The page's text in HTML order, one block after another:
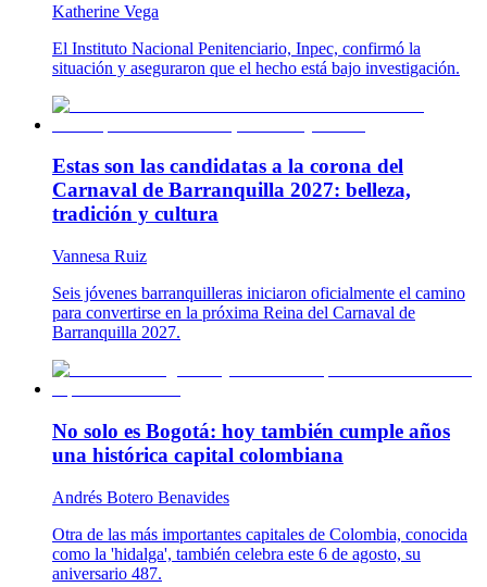
Katherine Vega
El Instituto Nacional Penitenciario, Inpec, confirmó la
situación y aseguraron que el hecho está bajo investigación.
Estas son las candidatas a la corona del
Carnaval de Barranquilla 2027: belleza,
tradición y cultura
Vannesa Ruiz
Seis jóvenes barranquilleras iniciaron oficialmente el camino
para convertirse en la próxima Reina del Carnaval de
Barranquilla 2027.
No solo es Bogotá: hoy también cumple años
una histórica capital colombiana
Andrés Botero Benavides
Otra de las más importantes capitales de Colombia, conocida
como la 'hidalga', también celebra este 6 de agosto, su
aniversario 487.